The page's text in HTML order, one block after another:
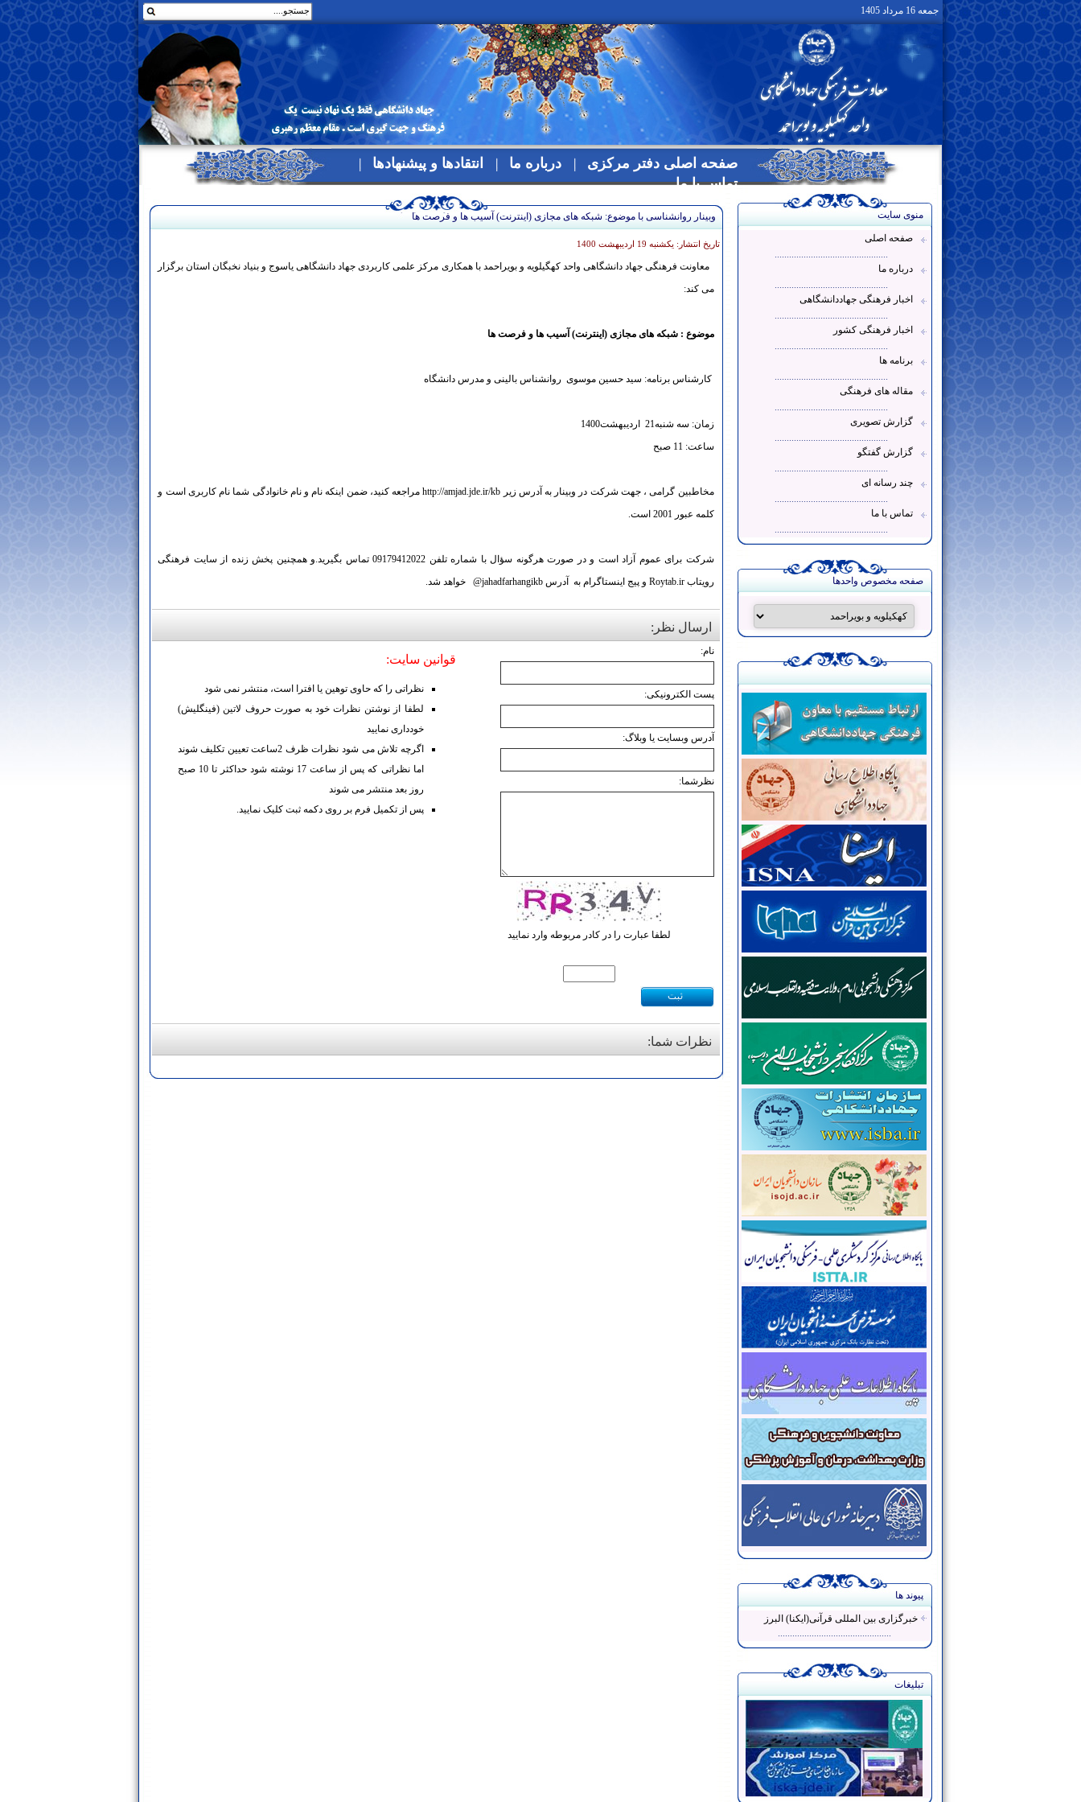
جمعه 16 مرداد 1405
صفحه اصلی دفتر مرکزی درباره ما
انتقادها و پیشنهادها
تماس با ما
منوی سایت
صفحه اصلی
...............................................
درباره ما
...............................................
اخبار فرهنگی جهاددانشگاهی
...............................................
اخبار فرهنگی کشور
...............................................
برنامه ها
...............................................
مقاله های فرهنگی
...............................................
گزارش تصویری
...............................................
گزارش گفتگو
...............................................
چند رسانه ای
...............................................
تماس با ما
...............................................
صفحه مخصوص واحدها
پیوند ها
خبرگزاری بین المللی قرآنی(ایکنا) البرز
...............................................
تبلیغات
وبینار روانشناسی با موضوع: شبکه های مجازی (اینترنت) آسیب ها و فرصت ها
تاریخ انتشار: یکشنبه 19 اردیبهشت 1400
معاونت فرهنگی جهاد دانشگاهی واحد کهگیلویه و بویراحمد با همکاری مرکز علمی کاربردی جهاد دانشگاهی یاسوج و بنیاد نخبگان استان برگزار
می کند:
موضوع : شبکه های مجازی (اینترنت) آسیب ها و فرصت ها
کارشناس برنامه: سید حسین موسوی روانشناس بالینی و مدرس دانشگاه
زمان: سه شنبه21 اردیبهشت1400
ساعت: 11 صبح
مخاطبین گرامی ، جهت شرکت در وبینار به آدرس زیر http://amjad.jde.ir/kb مراجعه کنید، ضمن اینکه نام و نام خانوادگی شما نام کاربری است و
کلمه عبور 2001 است.
شرکت برای عموم آزاد است و در صورت هرگونه سؤال با شماره تلفن 09179412022 تماس بگیرید.و همچنین پخش زنده از سایت فرهنگی
رویتاب Roytab.ir و پیج اینستاگرام به آدرس jahadfarhangikb@ خواهد شد.
ارسال نظر:
نام:
پست الکترونیکی:
آدرس وبسایت یا وبلاگ:
نظرشما:
لطفا عبارت را در کادر مربوطه وارد نمایید
قوانین سایت:
نظراتی را که حاوی توهین یا افترا است، منتشر نمی شود
لطفا از نوشتن نظرات خود به صورت حروف لاتین (فینگلیش)
خودداری نمایید
اگرچه تلاش می شود نظرات ظرف 2ساعت تعیین تکلیف شوند
اما نظراتی که پس از ساعت 17 نوشته شود حداکثر تا 10 صبح
روز بعد منتشر می شوند
پس از تکمیل فرم بر روی دکمه ثبت کلیک نمایید.
نظرات شما: